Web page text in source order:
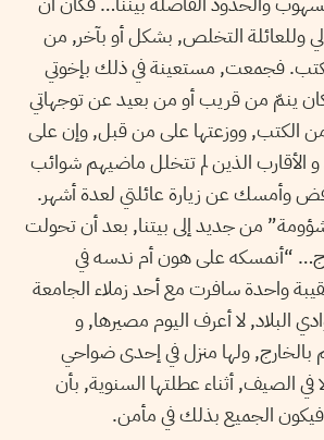
وللعائلة التخلص, بشكل أو بآخر, من
فجمعت, مستعينة في ذلك بإخوتي
ينمّ من قريب أو من بعيد عن توجهاتي
من الكتب, ووزعتها على من قبل, وإن على
الذين لم تتخلل ماضيهم شوائب
وأمسك عن زيارة عائلتي لعدة أشهر.
من جديد إلى بيتنا, بعد أن تحولت
“أنمسكه على هون أم ندسه في
واحدة سافرت مع أحد زملاء الجامعة
البلاد, لا أعرف اليوم مصيرها, و
ولها منزل في إحدى ضواحي
في الصيف, أثناء عطلتها السنوية, بأن
الجميع بذلك في مأمن.